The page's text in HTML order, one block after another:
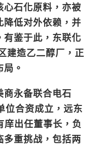
心石化原料，亦被
降低对外依赖，并
有鉴于此，东联化
建造乙二醇厂，正
。
永备联合电石
位合资成立，远东
庠出任董事长，负
多重挑战，包括两